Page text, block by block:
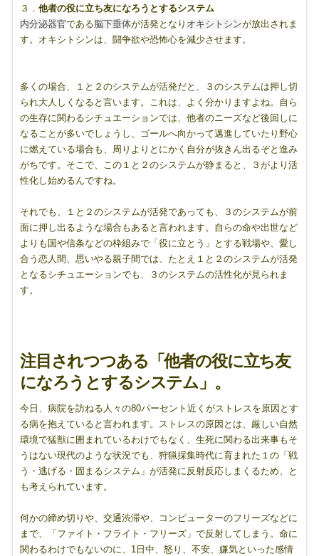
３． 他者の役に立ち友になろうとするシステム
内分泌器官である脳下垂体が活発となり オキシトシンが放出されま
す。オキシトシンは、闘争欲や恐怖心を減少させます。
多くの場合、１と２のシステムが活発だと、３のシステムは押し切
られ大人しくなると言います。これは、よく分かりますよね。自ら
の生存に関わるシチュエーションでは、他者のニーズなど後回しに
なることが多いでしょうし、ゴールへ向かって邁進していたり野心
に燃えている場合も、周りよりとにかく自分が抜きん出るぞと進み
がちです。そこで、この１と２のシステムが静まると、３がより活
性化し始めるんですね。
それでも、１と２のシステムが活発であっても、３のシステムが前
面に押し出るような場合もあると言われます。自らの命や出世など
よりも国や信条などの枠組みで「役に立とう」とする戦場や、愛し
合う恋人間、思いやる親子間では、たとえ１と２のシステムが活発
となるシチュエーションでも、３のシステムの活性化が見られま
す。
注目されつつある「他者の役に立ち友
になろうとするシステム」。
今日、病院を訪ねる人々の80パーセント近くがストレスを原因とす
る病を抱えていると言われます。ストレスの原因とは、厳しい自然
環境で猛獣に囲まれているわけでもなく、生死に関わる出来事もそ
うはない現代のような状況でも、狩猟採集時代に育まれた１の「戦
う・逃げる・固まるシステム」が活発に反射反応しまくるため、と
も考えられています。
何かの締め切りや、交通渋滞や、コンピューターのフリーズなどに
まで、「ファイト・フライト・フリーズ」で反射してしまう。命に
関わるわけでもないのに、1日中、怒り、不安、嫌気といった感情